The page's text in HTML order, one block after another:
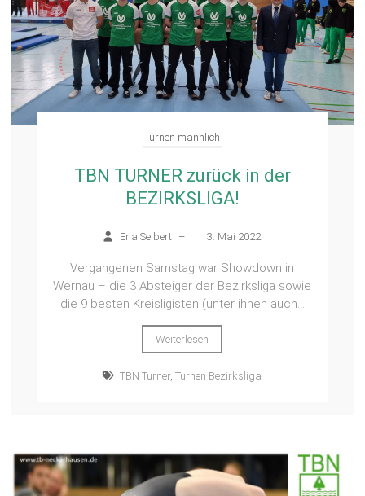
Turnen männlich
TBN TURNER zurück in der
BEZIRKSLIGA!
Ena Seibert – 3. Mai 2022
Vergangenen Samstag war Showdown in
Wernau – die 3 Absteiger der Bezirksliga sowie
die 9 besten Kreisligisten (unter ihnen auch...
Weiterlesen
TBN Turner, Turnen Bezirksliga